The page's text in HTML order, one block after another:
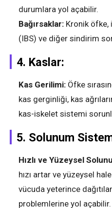
durumlara yol açabilir.
Bağırsaklar: Kronik öfke,
(IBS) ve diğer sindirim
4. Kaslar:
Kas Gerilimi: Öfke
kas gerginliği, kas
kas-iskelet sistemi
5. Solunum
Hızlı ve Yüzeysel
hızı artar ve yüzeysel
vücuda yeterince
problemlerine yol açabilir.